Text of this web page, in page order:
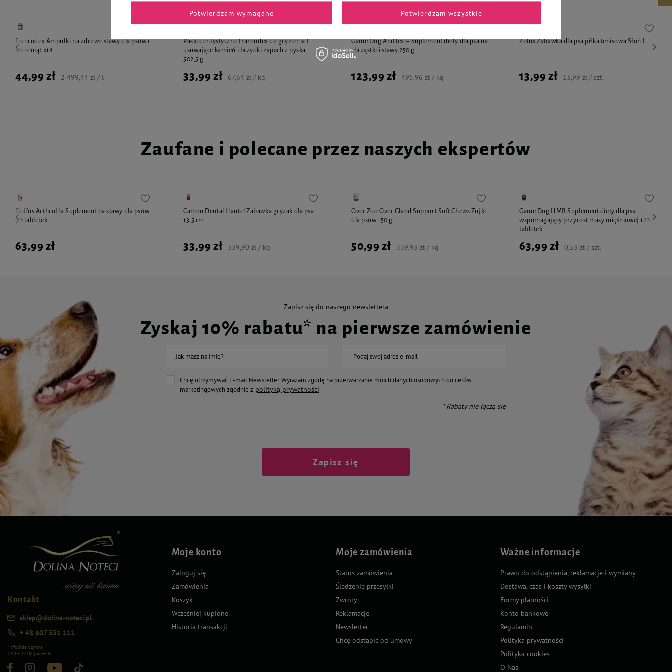
Francodex Ampułki na zdrowe stawy dla psów i
szczeniąt x18
44,99 zł 2 499,44 zł / l
Paski dentystyczne Francodex do gryzienia L
usuwające kamień i brzydki zapach z pyska
502,5 g
33,99 zł 67,64 zł / kg
Game Dog AniFlexi+ Suplement diety dla psa na
chrząstki i stawy 250 g
123,99 zł 495,96 zł / kg
Zolux Zabawka dla psa piłka tenisowa Słoń L
13,99 zł 13,99 zł / szt.
Zaufane i polecane przez naszych ekspertów
Dolfos ArthroHa Suplement na stawy dla psów
90 tabletek
63,99 zł
Camon Dental Hantel Zabawka gryzak dla psa
13,5 cm
33,99 zł 339,90 zł / kg
Over Zoo Over Gland Support Soft Chews Żujki
dla psów 150 g
50,99 zł 339,93 zł / kg
Game Dog HMB Suplement diety dla psa
wspomagający przyrost masy mięśniowej 120
tabletek
63,99 zł 0,53 zł / szt.
Zapisz się do naszego newslettera
Zyskaj 10% rabatu* na pierwsze zamówienie
Jak masz na imię? Podaj swój adres e-mail
Chcę otrzymywać E-mail Newsletter. Wyrażam zgodę na przetwarzanie moich danych osobowych do celów
marketingowych zgodnie z polityką prywatności
* Rabaty nie łączą się
Zapisz się
Kontakt
sklep@dolina-noteci.pl
+ 48 607 551 111
*Infolinia czynna
7:00 – 17:00 (pon–pt)
Moje konto
Zaloguj się
Zamówienia
Koszyk
Wcześniej kupione
Historia transakcji
Moje zamówienia
Status zamówienia
Śledzenie przesyłki
Zwroty
Reklamacje
Newsletter
Chcę odstąpić od umowy
Ważne informacje
Prawo do odstąpienia, reklamacje i wymiany
Dostawa, czas i koszty wysyłki
Formy płatności
Konto bankowe
Regulamin
Polityka prywatności
Polityka cookies
O Nas
Potwierdzam wymagane Potwierdzam wszystkie